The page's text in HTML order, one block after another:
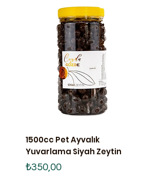
1500cc Pet Ayvalık
Yuvarlama Siyah Zeytin
Fiyat
₺350,00